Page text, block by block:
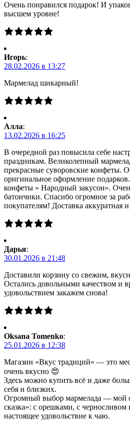
Очень понравился подарок! И
высшем уровне!
Игорь:
28.02.2026 в 13:27
Мармелад шикарный!
Алла:
13.02.2026 в 16:25
В очередной раз повысила себе
праздникам. Великолепный
прекрасные суворовские конфеты.
оригинальное оформление
конфеты » Народный закусон».
батончики. Спасибо огромное за
покупателям! Доставка аккуратная
Дарья:
30.01.2026 в 21:48
Доставили корзину со свежим,
Остались довольными качеством и
удовольствием закажем снова!
Oksana Tomenko:
25.01.2026 в 12:38
Магазин «Вкус традиций» — это
очень вкусно 😍
Здесь можно купить всё и даже
себя и близких.
Огромный выбор мармелада — мой
сказка»: с орешками, с
настоящее удовольствие к чаю.